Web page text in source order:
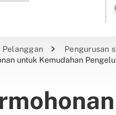
Pelanggan Pengurusan
untuk Kemudahan